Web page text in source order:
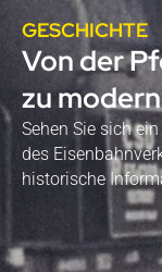
GESCHICHTE
Von der
zu
Sehen Sie sich
des
historische